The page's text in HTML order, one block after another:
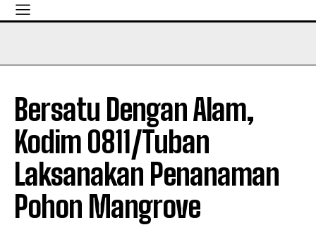
Bersatu Dengan Alam,
Kodim 0811/Tuban
Laksanakan Penanaman
Pohon Mangrove